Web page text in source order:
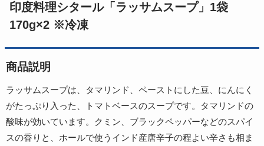
印度料理シタール「ラッサムスープ」1袋
170g×2 ※冷凍
商品説明
ラッサムスープは、タマリンド、ペーストにした豆、にんにく
がたっぷり入った、トマトベースのスープです。タマリンドの
酸味が効いています。クミン、ブラックペッパーなどのスパイ
スの香りと、ホールで使うインド産唐辛子の程よい辛さも相ま